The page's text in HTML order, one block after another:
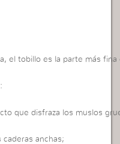
el tobillo es la parte más fina
que disfraza los muslos
caderas anchas;